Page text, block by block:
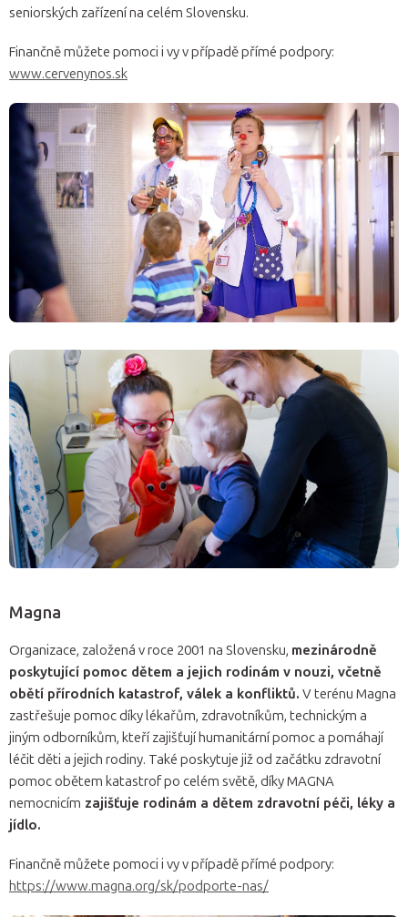
seniorských zařízení na celém Slovensku.
Finančně můžete pomoci i vy v případě přímé podpory:
www.cervenynos.sk
Magna
Organizace, založená v roce 2001 na Slovensku, mezinárodně
poskytující pomoc dětem a jejich rodinám v nouzi, včetně
obětí přírodních katastrof, válek a konfliktů. V terénu Magna
zastřešuje pomoc díky lékařům, zdravotníkům, technickým a
jiným odborníkům, kteří zajišťují humanitární pomoc a pomáhají
léčit děti a jejich rodiny. Také poskytuje již od začátku zdravotní
pomoc obětem katastrof po celém světě, díky MAGNA
nemocnicím zajišťuje rodinám a dětem zdravotní péči, léky a
jídlo.
Finančně můžete pomoci i vy v případě přímé podpory:
https://www.magna.org/sk/podporte-nas/